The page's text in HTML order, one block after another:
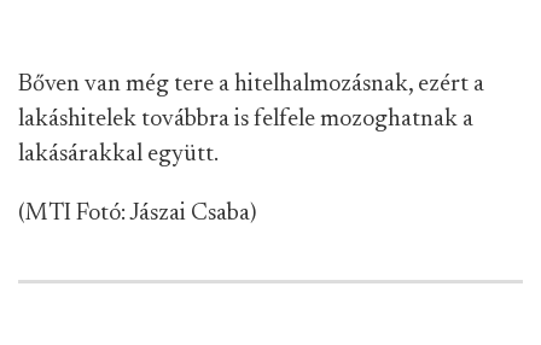
Bőven van még tere a hitelhalmozásnak, ezért a
lakáshitelek továbbra is felfele mozoghatnak a
lakásárakkal együtt.
(MTI Fotó: Jászai Csaba)